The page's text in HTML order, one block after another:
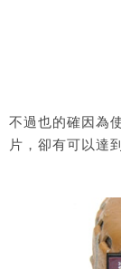
不過也的確因為
片，卻有可以達